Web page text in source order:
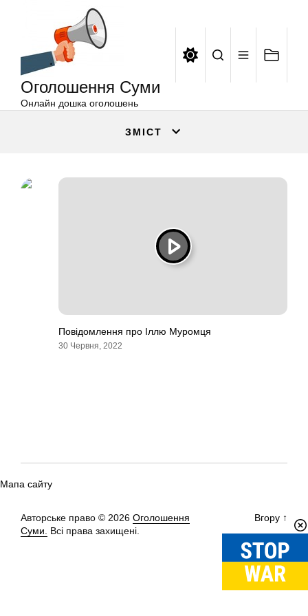
Оголошення Суми
Онлайн дошка оголошень
ЗМІСТ
Повідомлення про Іллю Муромця
30 Червня, 2022
Мапа сайту
Авторське право © 2026 Оголошення
Суми.
Всі права захищені.
Вгору ↑